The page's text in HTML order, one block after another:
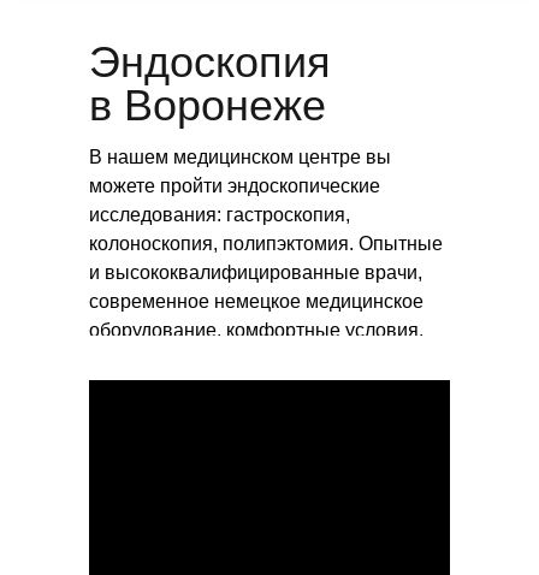
В нашем медицинском центре вы
можете пройти эндоскопические
исследования: гастроскопия,
колоноскопия, полипэктомия. Опытные
и высококвалифицированные врачи,
современное немецкое медицинское
оборудование, комфортные условия.
Эндоскопия
в Воронеже